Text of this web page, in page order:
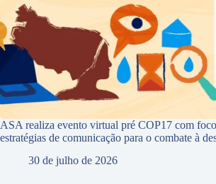
ASA realiza evento virtual pré COP17 com
estratégias de comunicação para o combate à
30 de julho de 2026